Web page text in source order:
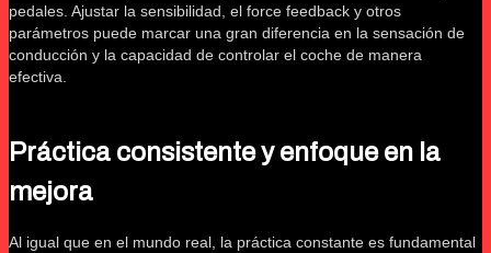
pedales. Ajustar la sensibilidad, el force feedback y otros
parámetros puede marcar una gran diferencia en la sensación de
conducción y la capacidad de controlar el coche de manera
efectiva.
Práctica consistente y enfoque en la
mejora
Al igual que en el mundo real, la práctica constante es fundamental